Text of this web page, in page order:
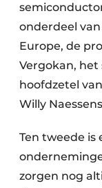
onderdeel
Europe, de
Vergokan,
hoofdzetel
Willy
Ten tweede is
zorgen nog